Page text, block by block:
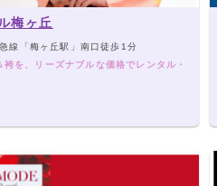
梅ヶ丘
線「梅ヶ丘駅」南口徒歩1分
を、リーズナブルな価格でレンタル・